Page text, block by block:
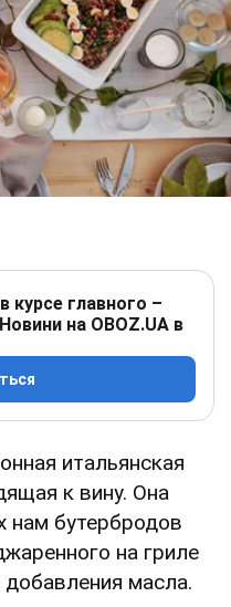
курсе главного –
на OBOZ.UA в
итальянская
к вину. Она
нам бутербродов
на гриле
масла.